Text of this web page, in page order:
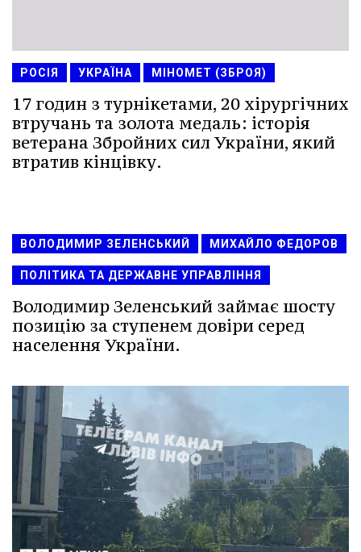
РОСІЯ УКРАЇНА МІНОМЕТ (ЗБРОЯ)
17 годин з турнікетами, 20 хірургічних
втручань та золота медаль: історія
ветерана Збройних сил України, який
втратив кінцівку.
ВОЛОДИМИР ЗЕЛЕНСЬКИЙ МИХАЙЛО ФЕДОРОВ
ПОЛІТИКА ТА ДЕРЖАВНЕ УПРАВЛІННЯ
Володимир Зеленський займає шосту
позицію за ступенем довіри серед
населення України.